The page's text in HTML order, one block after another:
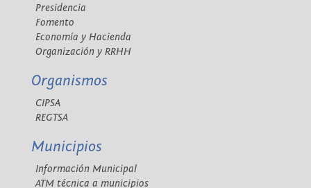
Presidencia
Fomento
Economía y Hacienda
Organización y RRHH
Organismos
CIPSA
REGTSA
Municipios
Información Municipal
ATM técnica a municipios